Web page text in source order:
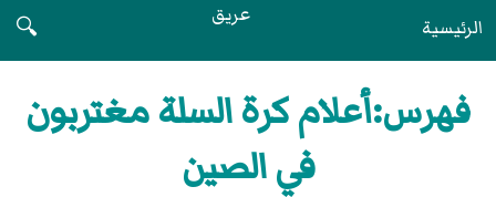
الرئيسية عريق
🔍
فهرس:أعلام كرة السلة مغتربون
في الصين